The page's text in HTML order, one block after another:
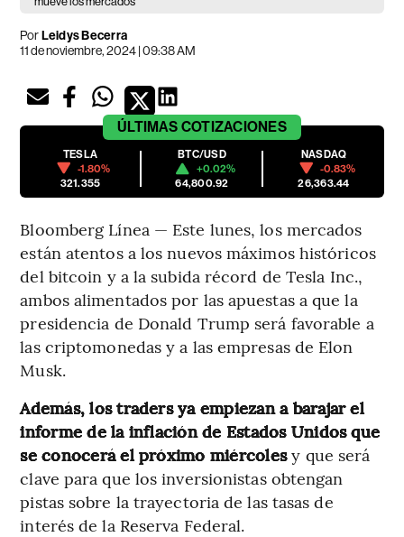
PorLeidys Becerra
11 de noviembre, 2024 | 09:38 AM
ÚLTIMAS COTIZACIONES
TESLA
-1.80%
321.355
BTC/USD
+0.02%
64,800.92
NASDAQ
-0.83%
26,363.44
Bloomberg Línea — Este lunes, los mercados
están atentos a los nuevos máximos históricos
del bitcoin y a la subida récord de Tesla Inc.,
ambos alimentados por las apuestas a que la
presidencia de Donald Trump será favorable a
las criptomonedas y a las empresas de Elon
Musk.
Además, los traders ya empiezan a barajar el
informe de la inflación de Estados Unidos que
se conocerá el próximo miércolesy que será
clave para que los inversionistas obtengan
pistas sobre la trayectoria de las tasas de
interés de la Reserva Federal.